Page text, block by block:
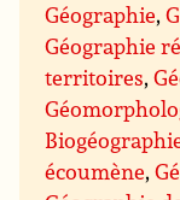
Géographie,
Géographie
territoires,
écoumène,